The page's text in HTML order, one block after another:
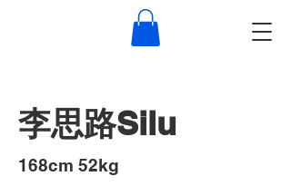
李思路Silu
168cm 52kg